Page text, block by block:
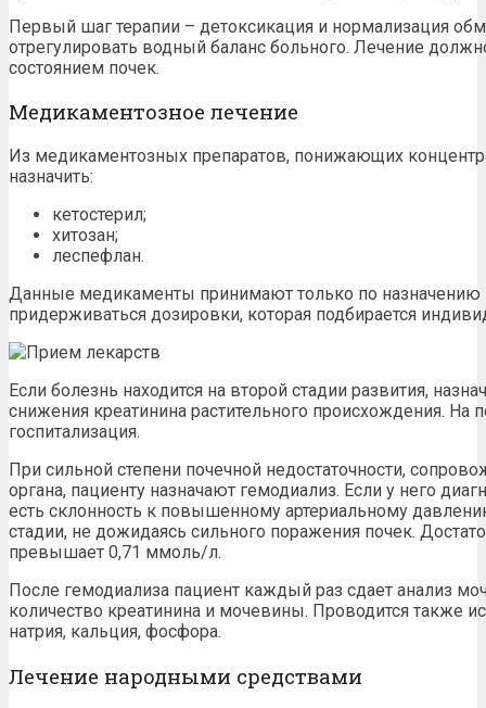
Первый шаг терапии – детоксикация и нормализация
отрегулировать водный баланс больного. Лечение
состоянием почек.
Медикаментозное лечение
Из медикаментозных препаратов, понижающих
назначить:
кетостерил;
хитозан;
леспефлан.
Данные медикаменты принимают только по назначению
придерживаться дозировки, которая подбирается
Если болезнь находится на второй стадии развития,
снижения креатинина растительного происхождения. На
госпитализация.
При сильной степени почечной недостаточности,
органа, пациенту назначают гемодиализ. Если у него
есть склонность к повышенному артериальному
стадии, не дожидаясь сильного поражения почек.
превышает 0,71 ммоль/л.
После гемодиализа пациент каждый раз сдает анализ
количество креатинина и мочевины. Проводится также
натрия, кальция, фосфора.
Лечение народными средствами